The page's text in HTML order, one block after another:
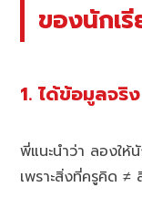
ของนักเ
1. ได้ข้อมูลจริง
พี่แนะนำว่า ลองให้
เพราะสิ่งที่ครูคิด ≠